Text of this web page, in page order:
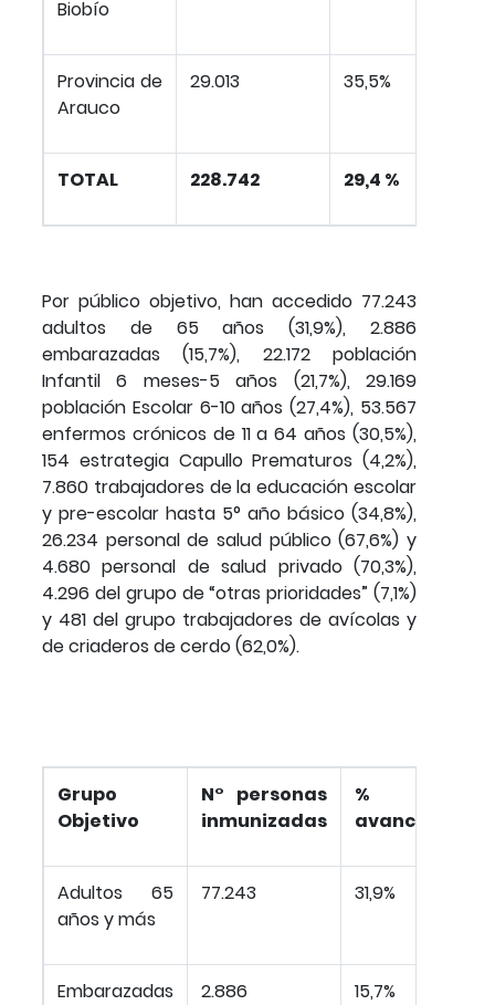
Biobío
Provincia de
Arauco
29.013 35,5%
TOTAL 228.742 29,4 %
Por público objetivo, han accedido 77.243
adultos de 65 años (31,9%), 2.886
embarazadas (15,7%), 22.172 población
Infantil 6 meses-5 años (21,7%), 29.169
población Escolar 6-10 años (27,4%), 53.567
enfermos crónicos de 11 a 64 años (30,5%),
154 estrategia Capullo Prematuros (4,2%),
7.860 trabajadores de la educación escolar
y pre-escolar hasta 5° año básico (34,8%),
26.234 personal de salud público (67,6%) y
4.680 personal de salud privado (70,3%),
4.296 del grupo de “otras prioridades” (7,1%)
y 481 del grupo trabajadores de avícolas y
de criaderos de cerdo (62,0%).
Grupo
Objetivo
N° personas
inmunizadas
%
avance
Adultos 65
años y más
77.243 31,9%
Embarazadas 2.886 15,7%